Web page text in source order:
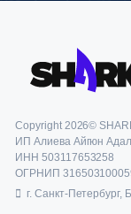
Copyright 2026©
ИП Алиева Айгюн
ИНН 503117653258
ОГРНИП
г. Санкт-